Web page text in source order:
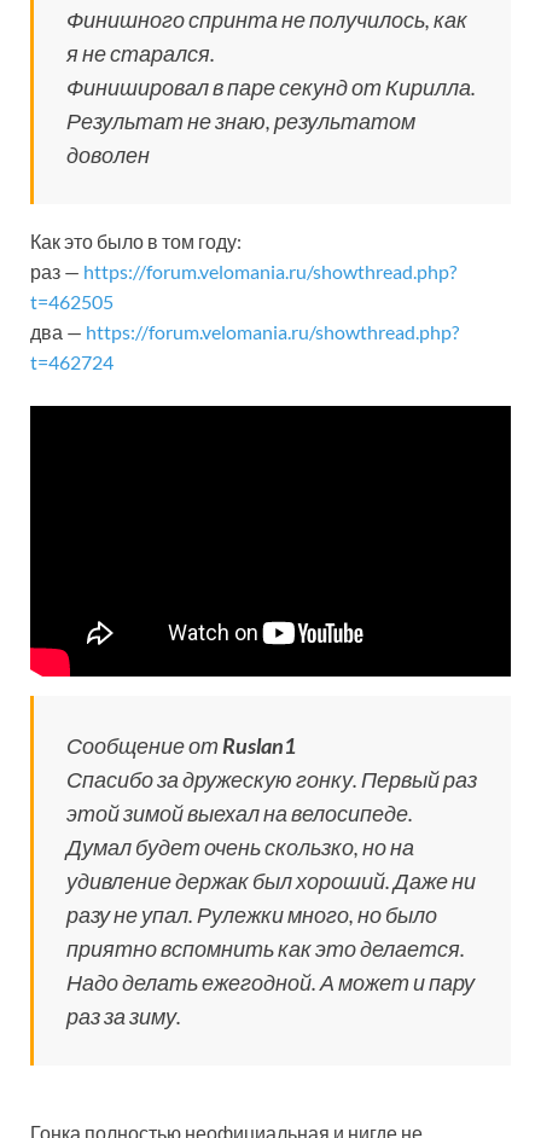
Финишного спринта не получилось, как
я не старался.
Финишировал в паре секунд от Кирилла.
Результат не знаю, результатом
доволен
Как это было в том году:
раз — https://forum.velomania.ru/showthread.php?
t=462505
два — https://forum.velomania.ru/showthread.php?
t=462724
Сообщение отRuslan1
Спасибо за дружескую гонку. Первый раз
этой зимой выехал на велосипеде.
Думал будет очень скользко, но на
удивление держак был хороший. Даже ни
разу не упал. Рулежки много, но было
приятно вспомнить как это делается.
Надо делать ежегодной. А может и пару
раз за зиму.
Гонка полностью неофициальная и нигде не